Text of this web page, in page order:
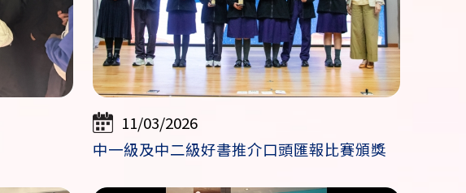
11/03/2026
中一級及中二級好書推介口頭匯報比賽頒獎